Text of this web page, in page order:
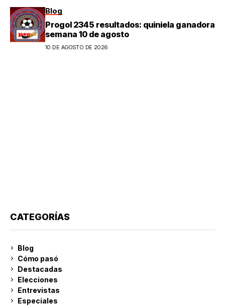
Blog
Progol 2345 resultados: quiniela ganadora
semana 10 de agosto
10 DE AGOSTO DE 2026
CATEGORÍAS
Blog
Cómo pasó
Destacadas
Elecciones
Entrevistas
Especiales